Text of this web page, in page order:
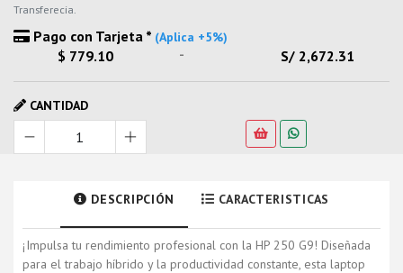
Transferecia.
Pago con Tarjeta * (Aplica +5%)
$ 779.10 - S/ 2,672.31
CANTIDAD
DESCRIPCIÓN CARACTERISTICAS
¡Impulsa tu rendimiento profesional con la HP 250 G9! Diseñada
para el trabajo híbrido y la productividad constante, esta laptop